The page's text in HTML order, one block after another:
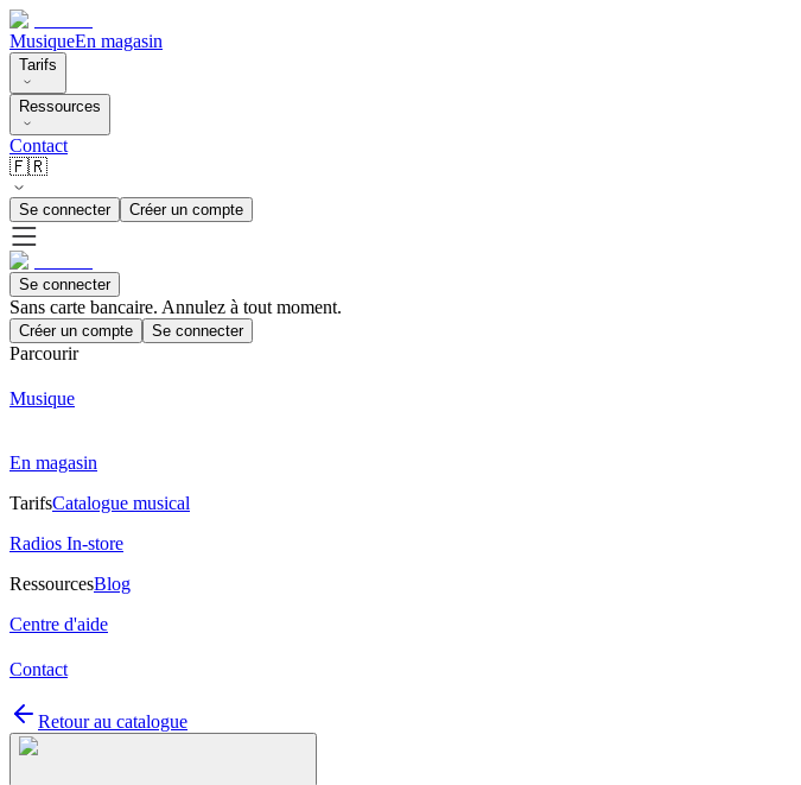
MusiqueEn magasin
Tarifs
Ressources
Contact
🇫🇷
Se connecter Créer un compte
Se connecter
Sans carte bancaire. Annulez à tout moment.
Créer un compte Se connecter
Parcourir
Musique
En magasin
TarifsCatalogue musical
Radios In-store
RessourcesBlog
Centre d'aide
Contact
Retour au catalogue